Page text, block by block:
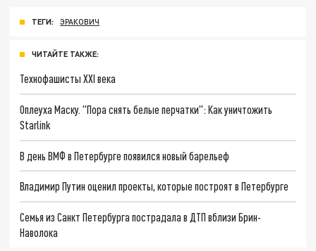
ТЕГИ: ЭРАКОВИЧ
ЧИТАЙТЕ ТАКЖЕ:
Технофашисты XXI века
Оплеуха Маску. "Пора снять белые перчатки": Как уничтожить
Starlink
В день ВМФ в Петербурге появился новый барельеф
Владимир Путин оценил проекты, которые построят в Петербурге
Семья из Санкт Петербурга пострадала в ДТП вблизи Брин-
Наволока